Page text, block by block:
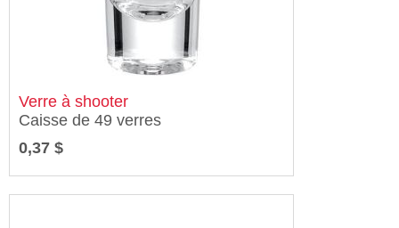
Verre à shooter
Caisse de 49 verres
0,37 $